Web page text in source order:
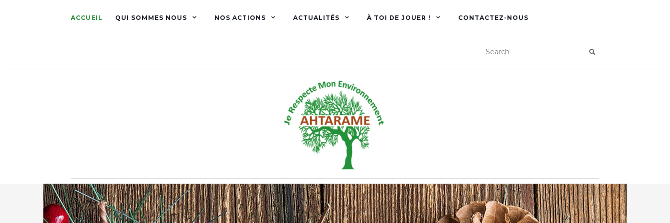
ACCUEIL QUI SOMMES NOUS NOS ACTIONS ACTUALITÉS À TOI DE JOUER ! CONTACTEZ-NOUS